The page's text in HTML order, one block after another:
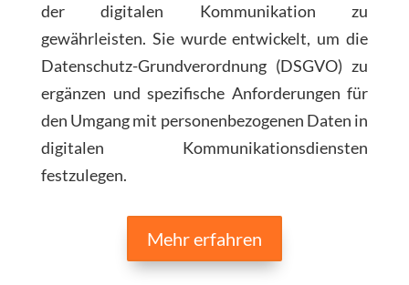
der digitalen Kommunikation zu
gewährleisten. Sie wurde entwickelt, um die
Datenschutz-Grundverordnung (DSGVO) zu
ergänzen und spezifische Anforderungen für
den Umgang mit personenbezogenen Daten in
digitalen Kommunikationsdiensten
festzulegen.
Mehr erfahren